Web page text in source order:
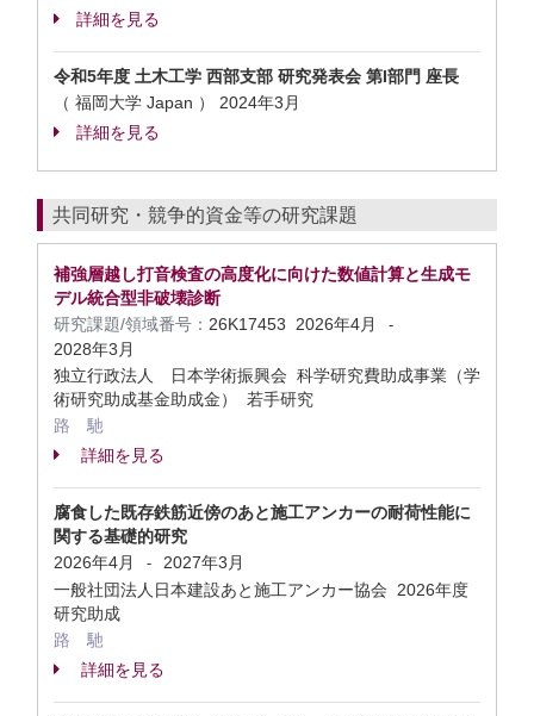
詳細を見る
令和5年度 土木工学 西部支部 研究発表会 第I部門 座長
（ 福岡大学 Japan ） 2024年3月
詳細を見る
共同研究・競争的資金等の研究課題
補強層越し打音検査の高度化に向けた数値計算と生成モ
デル統合型非破壊診断
研究課題/領域番号： 26K17453 2026年4月 -
2028年3月
独立行政法人 日本学術振興会 科学研究費助成事業（学
術研究助成基金助成金） 若手研究
路 馳
詳細を見る
腐食した既存鉄筋近傍のあと施工アンカーの耐荷性能に
関する基礎的研究
2026年4月
-
2027年3月
一般社団法人日本建設あと施工アンカー協会 2026年度
研究助成
路 馳
詳細を見る